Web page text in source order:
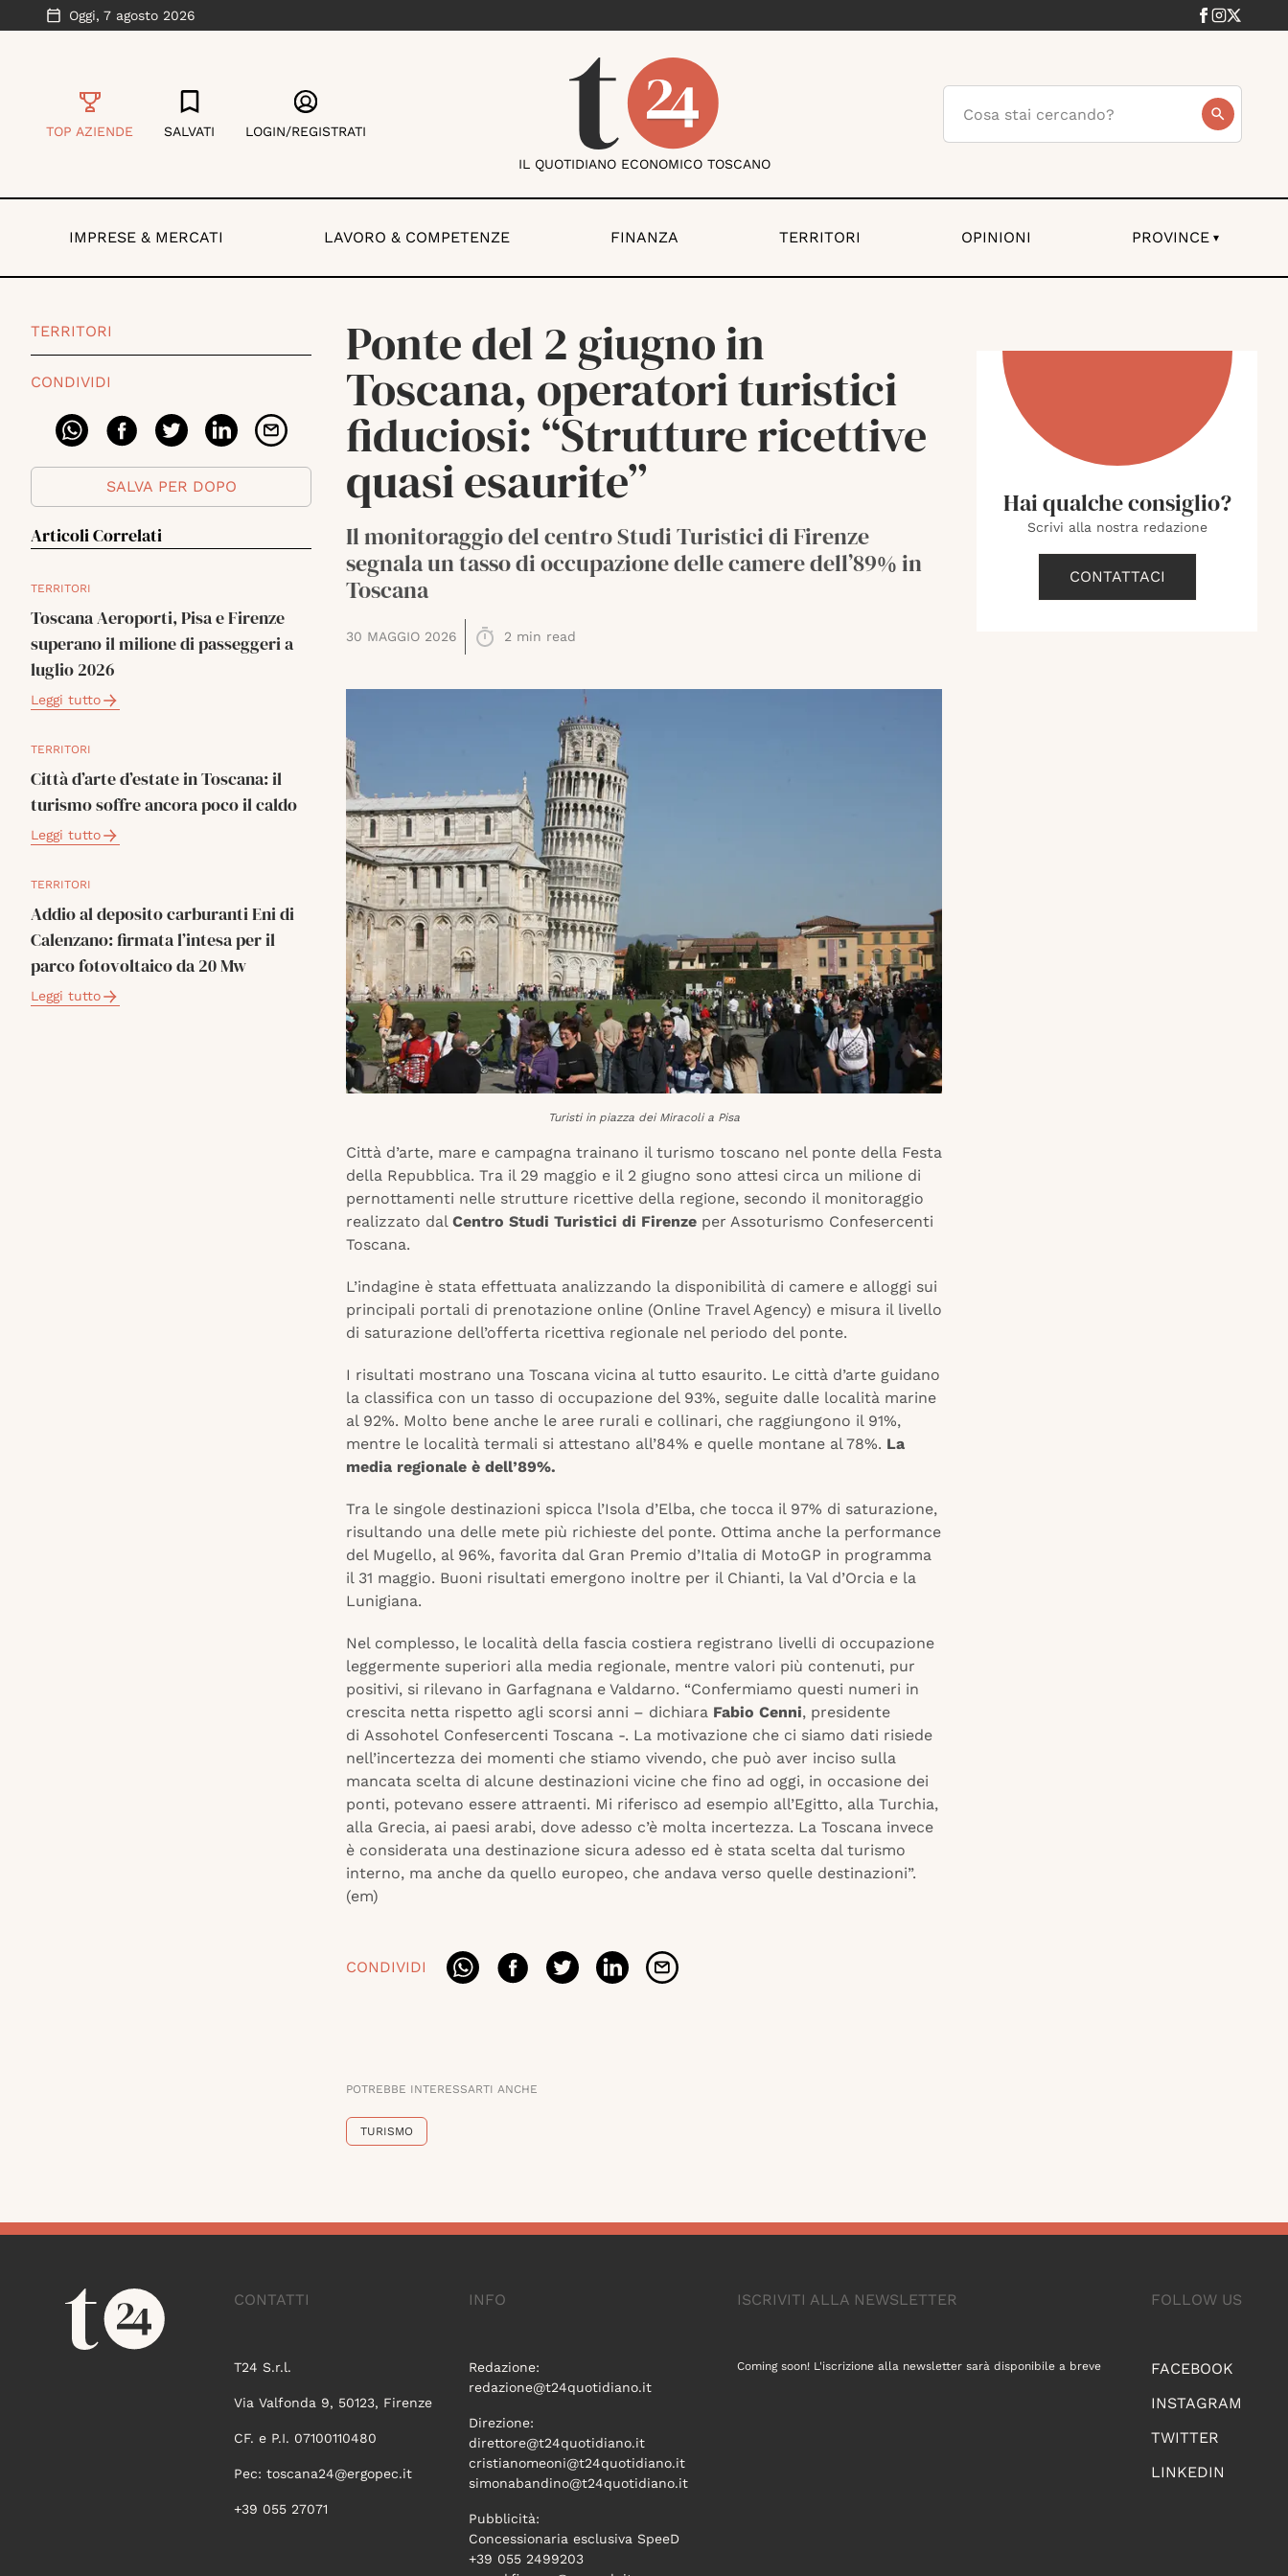
Oggi, 7 agosto 2026
TOP AZIENDE SALVATI LOGIN/REGISTRATI
IL QUOTIDIANO ECONOMICO TOSCANO
IMPRESE & MERCATI LAVORO & COMPETENZE FINANZA TERRITORI OPINIONI PROVINCE ▾
TERRITORI
CONDIVIDI
SALVA PER DOPO
Articoli Correlati
TERRITORI
Toscana Aeroporti, Pisa e Firenze
superano il milione di passeggeri a
luglio 2026
Leggi tutto
TERRITORI
Città d’arte d’estate in Toscana: il
turismo soffre ancora poco il caldo
Leggi tutto
TERRITORI
Addio al deposito carburanti Eni di
Calenzano: firmata l’intesa per il
parco fotovoltaico da 20 Mw
Leggi tutto
Ponte del 2 giugno in
Toscana, operatori turistici
fiduciosi: “Strutture ricettive
quasi esaurite”
Il monitoraggio del centro Studi Turistici di Firenze
segnala un tasso di occupazione delle camere dell’89% in
Toscana
30 MAGGIO 2026 2 min read
Turisti in piazza dei Miracoli a Pisa
Città d’arte, mare e campagna trainano il turismo toscano nel ponte della Festa
della Repubblica. Tra il 29 maggio e il 2 giugno sono attesi circa un milione di
pernottamenti nelle strutture ricettive della regione, secondo il monitoraggio
realizzato dal Centro Studi Turistici di Firenze per Assoturismo Confesercenti
Toscana.
L’indagine è stata effettuata analizzando la disponibilità di camere e alloggi sui
principali portali di prenotazione online (Online Travel Agency) e misura il livello
di saturazione dell’offerta ricettiva regionale nel periodo del ponte.
I risultati mostrano una Toscana vicina al tutto esaurito. Le città d’arte guidano
la classifica con un tasso di occupazione del 93%, seguite dalle località marine
al 92%. Molto bene anche le aree rurali e collinari, che raggiungono il 91%,
mentre le località termali si attestano all’84% e quelle montane al 78%. La
media regionale è dell’89%.
Tra le singole destinazioni spicca l’Isola d’Elba, che tocca il 97% di saturazione,
risultando una delle mete più richieste del ponte. Ottima anche la performance
del Mugello, al 96%, favorita dal Gran Premio d’Italia di MotoGP in programma
il 31 maggio. Buoni risultati emergono inoltre per il Chianti, la Val d’Orcia e la
Lunigiana.
Nel complesso, le località della fascia costiera registrano livelli di occupazione
leggermente superiori alla media regionale, mentre valori più contenuti, pur
positivi, si rilevano in Garfagnana e Valdarno. “Confermiamo questi numeri in
crescita netta rispetto agli scorsi anni – dichiara Fabio Cenni, presidente
di Assohotel Confesercenti Toscana -. La motivazione che ci siamo dati risiede
nell’incertezza dei momenti che stiamo vivendo, che può aver inciso sulla
mancata scelta di alcune destinazioni vicine che fino ad oggi, in occasione dei
ponti, potevano essere attraenti. Mi riferisco ad esempio all’Egitto, alla Turchia,
alla Grecia, ai paesi arabi, dove adesso c’è molta incertezza. La Toscana invece
è considerata una destinazione sicura adesso ed è stata scelta dal turismo
interno, ma anche da quello europeo, che andava verso quelle destinazioni”.
(em)
CONDIVIDI
POTREBBE INTERESSARTI ANCHE
TURISMO
Hai qualche consiglio?
Scrivi alla nostra redazione
CONTATTACI
CONTATTI
T24 S.r.l.
Via Valfonda 9, 50123, Firenze
CF. e P.I. 07100110480
Pec: toscana24@ergopec.it
+39 055 27071
INFO
Redazione:
redazione@t24quotidiano.it
Direzione:
direttore@t24quotidiano.it
cristianomeoni@t24quotidiano.it
simonabandino@t24quotidiano.it
Pubblicità:
Concessionaria esclusiva SpeeD
+39 055 2499203
FOLLOW US
FACEBOOK
INSTAGRAM
TWITTER
LINKEDIN
ISCRIVITI ALLA NEWSLETTER
Coming soon! L'iscrizione alla newsletter sarà disponibile a breve